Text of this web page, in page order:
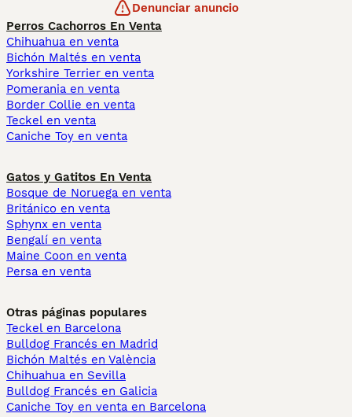
Denunciar anuncio
Perros Cachorros En Venta
Chihuahua en venta
Bichón Maltés en venta
Yorkshire Terrier en venta
Pomerania en venta
Border Collie en venta
Teckel en venta
Caniche Toy en venta
Gatos y Gatitos En Venta
Bosque de Noruega en venta
Británico en venta
Sphynx en venta
Bengalí en venta
Maine Coon en venta
Persa en venta
Otras páginas populares
Teckel en Barcelona
Bulldog Francés en Madrid
Bichón Maltés en València
Chihuahua en Sevilla
Bulldog Francés en Galicia
Caniche Toy en venta en Barcelona